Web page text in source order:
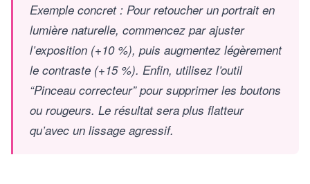
Exemple concret : Pour retoucher un portrait en
lumière naturelle, commencez par ajuster
l’exposition (+10 %), puis augmentez légèrement
le contraste (+15 %). Enfin, utilisez l’outil
“Pinceau correcteur” pour supprimer les boutons
ou rougeurs. Le résultat sera plus flatteur
qu’avec un lissage agressif.